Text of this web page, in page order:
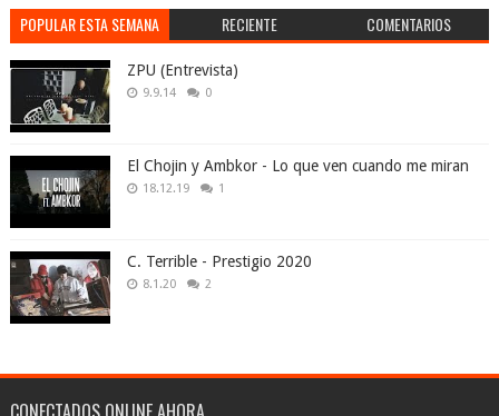
POPULAR ESTA SEMANA RECIENTE COMENTARIOS
ZPU (Entrevista)
9.9.14 0
El Chojin y Ambkor - Lo que ven cuando me miran
18.12.19 1
C. Terrible - Prestigio 2020
8.1.20 2